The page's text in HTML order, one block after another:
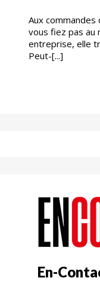
Aux commandes
vous fiez pas au
entreprise, elle
Peut-[...]
En-